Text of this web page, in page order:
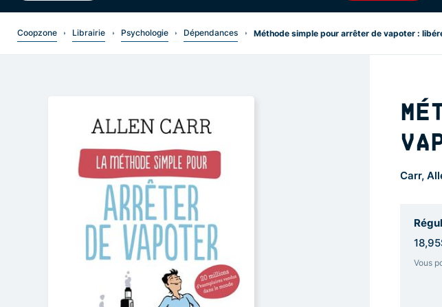
Coopzone Librairie Psychologie Dépendances Méthode simple pour arrêter de vapoter :
Carr,
Vous